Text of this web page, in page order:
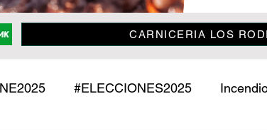
CARNICERIA LOS
#ELECCIONES2025